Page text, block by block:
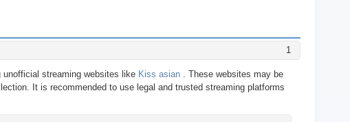
1
streaming websites like Kiss asian . These websites may be
It is recommended to use legal and trusted streaming platforms